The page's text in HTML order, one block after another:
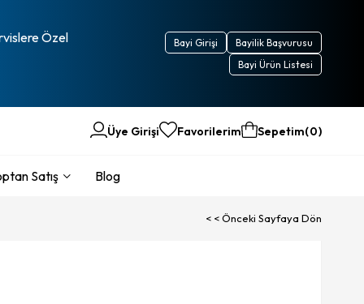
Özel
Bayilik Başvurusu
Bayi Girişi
Bayi Ürün Listesi
Üye Girişi Favorilerim Sepetim 0
Satış Blog
< < Önceki Sayfaya Dön